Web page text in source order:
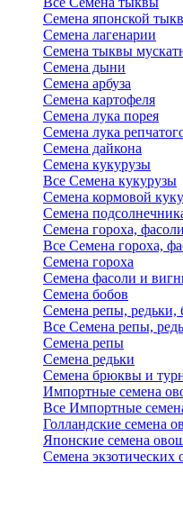
Семена японской
Семена лагенарии
Семена тыквы
Семена дыни
Семена арбуза
Семена картофеля
Семена лука порея
Семена лука
Семена дайкона
Семена кукурузы
Все Семена кукурузы
Семена кормовой
Семена
Семена гороха,
Все Семена гороха,
Семена гороха
Семена фасоли и
Семена бобов
Семена репы, редьки,
Все Семена репы,
Семена репы
Семена редьки
Семена брюквы и
Импортные семена
Все Импортные
Голландские семена
Японские семена
Семена экзотических